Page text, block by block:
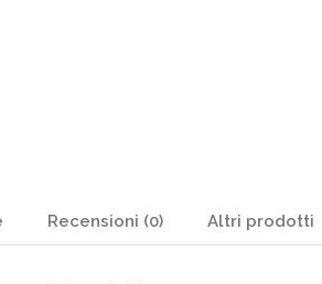
Recensioni (0) Altri prodotti